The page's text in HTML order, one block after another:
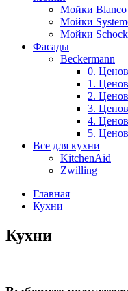
Мойки Blanco
Мойки
Мойки Schock
Фасады
Beckermann
0.
1.
2.
3.
4.
5.
Все для кухни
KitchenAid
Zwilling
Главная
Кухни
Кухни